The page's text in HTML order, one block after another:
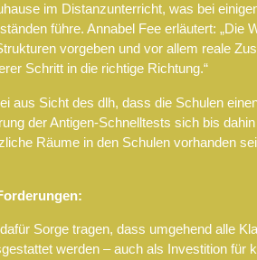
im Distanzunterricht, was bei
führe. Annabel Fee erläutert: „Die
vorgeben und vor allem reale
Schritt in die richtige Richtung.“
aus Sicht des dlh, dass die Schulen
der Antigen-Schnelltests sich bis
Räume in den Schulen vorhanden
Sorge tragen, dass umgehend alle
werden – auch als Investition für